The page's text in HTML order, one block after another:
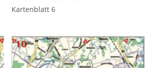
Kartenblatt 6